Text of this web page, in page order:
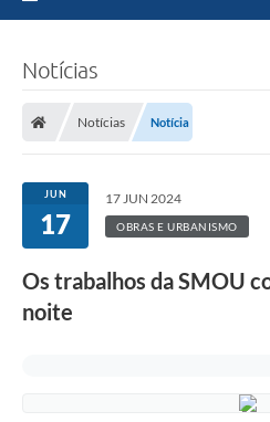
Notícias
Notícias Notícia
JUN
17
17 JUN 2024
OBRAS E URBANISMO
Os trabalhos da SMOU
noite